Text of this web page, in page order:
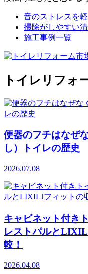
音のストレスを
掃除がしやすい
施工事例一覧
トイレリフォ
便器のフチはなぜ
し）トイレの歴史
2026.07.08
キャビネット付き
レストパルと
較！
2026.04.08